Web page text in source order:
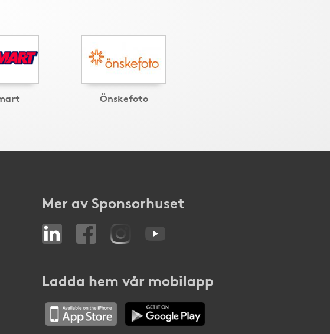
Önskefoto
Mer av Sponsorhuset
Ladda hem vår mobilapp